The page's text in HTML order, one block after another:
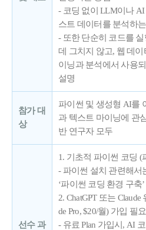
- 코딩 없이 LLM이나
스트 데이터를 분석하
- 또한 단순히 코드를
데 그치지 않고, 웹 데
이닝과 분석에서 사용
설명
참가 대
상
파이썬 및 생성형 AI를
과 텍스트 마이닝에 관
반 연구자 모두
선수 과
1. 기초적 파이썬 코딩 (
- 파이썬 설치 관련해서
‘파이썬 코딩 환경 구축
2. ChatGPT 또는 Claude
de Pro, $20/월) 가입 필요
- 유료 Plan 가입시, AI